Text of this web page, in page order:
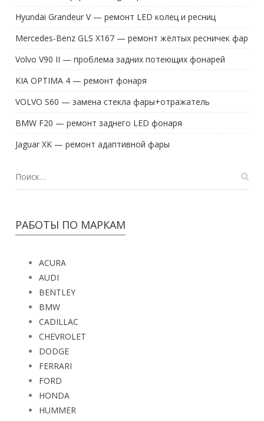
Hyundai Grandeur V — ремонт LED колец и ресниц
Mercedes-Benz GLS X167 — ремонт жёлтых ресничек фар
Volvo V90 II — проблема задних потеющих фонарей
KIA OPTIMA 4 — ремонт фонаря
VOLVO S60 — замена стекла фары+отражатель
BMW F20 — ремонт заднего LED фонаря
Jaguar XK — ремонт адаптивной фары
AUDI
BENTLEY
BMW
CADILLAC
CHEVROLET
DODGE
FERRARI
FORD
HONDA
HUMMER
HUYNDAI